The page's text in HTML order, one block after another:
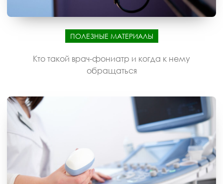
ПОЛЕЗНЫЕ МАТЕРИАЛЫ
Кто такой врач-фониатр и когда к нему
обращаться